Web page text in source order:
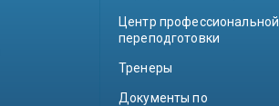
Центр профессиональной
переподготовки
Тренеры
Документы по